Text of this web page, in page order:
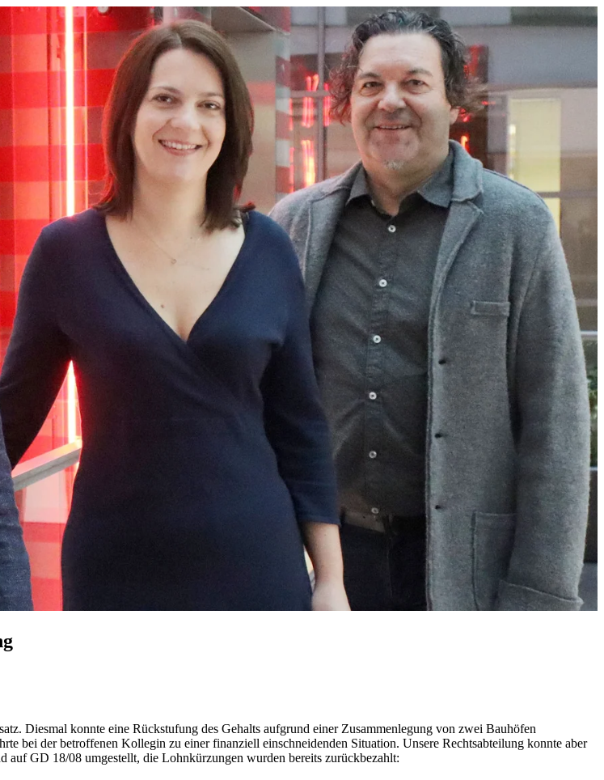
Diesmal konnte eine Rückstufung des Gehalts aufgrund einer Zusammenlegung von zwei Bauhöfen
bei der betroffenen Kollegin zu einer finanziell einschneidenden Situation. Unsere Rechtsabteilung konnte aber
GD 18/08 umgestellt, die Lohnkürzungen wurden bereits zurückbezahlt: